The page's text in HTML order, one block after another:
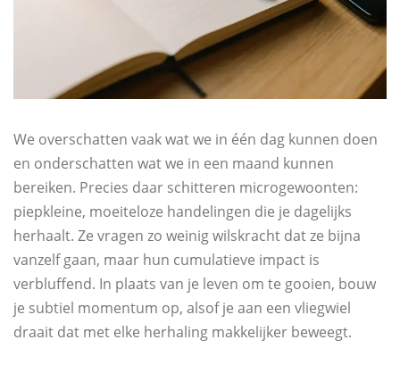
We overschatten vaak wat we in één dag kunnen doen
en onderschatten wat we in een maand kunnen
bereiken. Precies daar schitteren microgewoonten:
piepkleine, moeiteloze handelingen die je dagelijks
herhaalt. Ze vragen zo weinig wilskracht dat ze bijna
vanzelf gaan, maar hun cumulatieve impact is
verbluffend. In plaats van je leven om te gooien, bouw
je subtiel momentum op, alsof je aan een vliegwiel
draait dat met elke herhaling makkelijker beweegt.